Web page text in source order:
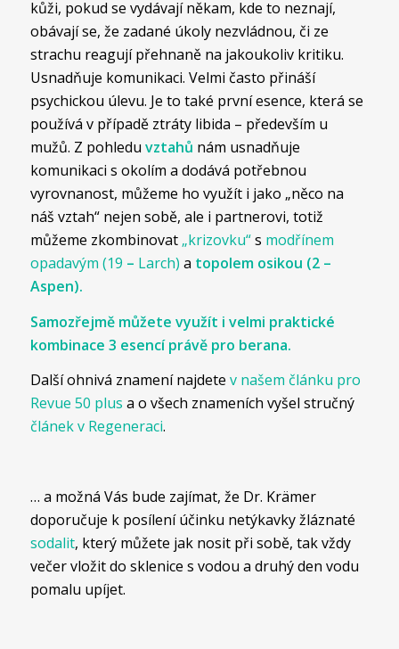
kůži, pokud se vydávají někam, kde to neznají,
obávají se, že zadané úkoly nezvládnou, či ze
strachu reagují přehnaně na jakoukoliv kritiku.
Usnadňuje komunikaci. Velmi často přináší
psychickou úlevu. Je to také první esence, která se
používá v případě ztráty libida – především u
mužů. Z pohledu vztahů nám usnadňuje
komunikaci s okolím a dodává potřebnou
vyrovnanost, můžeme ho využít i jako „něco na
náš vztah“ nejen sobě, ale i partnerovi, totiž
můžeme zkombinovat „krizovku“s modřínem
opadavým (19 – Larch) a topolem osikou (2 –
Aspen).
Samozřejmě můžete využít i velmi praktické
kombinace 3 esencí právě pro berana.
Další ohnivá znamení najdete v našem článku pro
Revue 50 plus a o všech znameních vyšel stručný
článek v Regeneraci.
… a možná Vás bude zajímat, že Dr. Krämer
doporučuje k posílení účinku netýkavky žláznaté
sodalit, který můžete jak nosit při sobě, tak vždy
večer vložit do sklenice s vodou a druhý den vodu
pomalu upíjet.